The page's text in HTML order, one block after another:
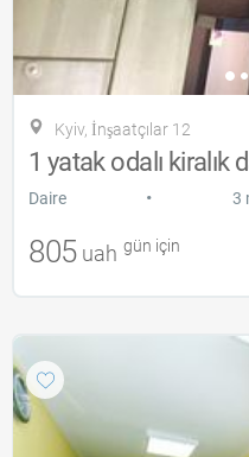
Kyiv, İnşaatçılar 12
1 yatak odalı kiralık
Daire • 3
805 uah gün için